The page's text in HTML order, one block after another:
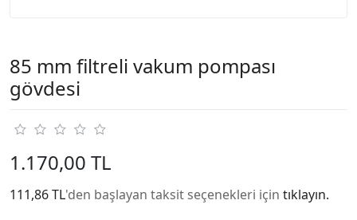
85 mm filtreli vakum pompası
gövdesi
1.170,00 TL
111,86 TL'den başlayan taksit seçenekleri için tıklayın.